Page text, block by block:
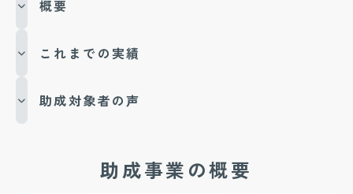
概要
これまでの実績
助成対象者の声
助成事業の概要